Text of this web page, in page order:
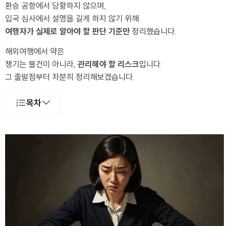
환승 공항에서 당황하지 않으며,
입국 심사에서 설명을 길게 하지 않기 위해
여행자가 실제로 알아야 할 판단 기준만 정리했습니다.
해외여행에서 약은
챙기는 물건이 아니라, 관리해야 할 리스크입니다.
그 출발점부터 차분히 정리해보겠습니다.
목차